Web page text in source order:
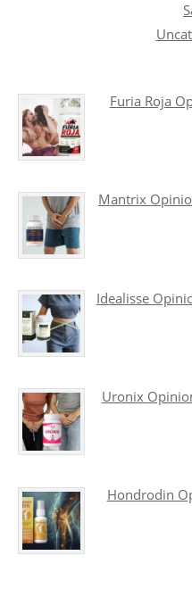
Furia Roja
Mantrix
Idealisse
Uronix
Hondrodin